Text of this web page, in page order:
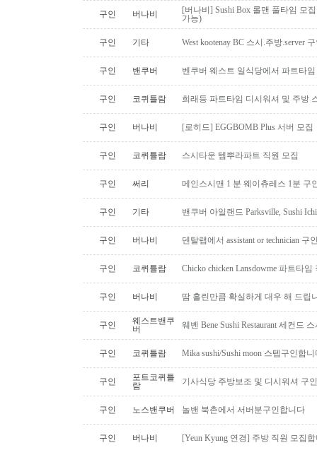
구인 버나비
[버나비] Sushi Box 롤맨 풀타임 모
가능)
구인 기타 West kootenay BC 스시.주방.server
구인 밴쿠버 벤쿠버 웨스트 일식당에서 파트타
구인 코퀴틀람 희래등 파트타임 디시워셔 및 주방
구인 버나비 [로히드] EGGBOMB Plus 서버 모집
구인 코퀴틀람 스시타운 템뿌라파트 직원 모집
구인 써리 메인스시맨 1 분 웨이츄레스 1분 구
구인 기타 밴쿠버 아일랜드 Parksville, Sushi
구인 버나비 덴탈랩에서 assistant or technician 구
구인 코퀴틀람 Chicko chicken Lansdowme 파트타
구인 버나비 땀 흘린만큼 확실하게 대우 해 드립
구인
웨스트밴쿠
버
웨벤 Bene Sushi Restaurant 세컨드
구인 코퀴틀람 Mika sushi/Sushi moon 스텝구인합
구인
포트코퀴틀
람
기사식당 주방보조 및 디시워셔 구
구인 노스밴쿠버 놀밴 북촌에서 서버분구인합니다
구인 버나비 [Yeun Kyung 연경] 주방 직원 모집